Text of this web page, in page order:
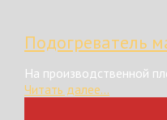
Подогреватель
На производственной
Читать далее...